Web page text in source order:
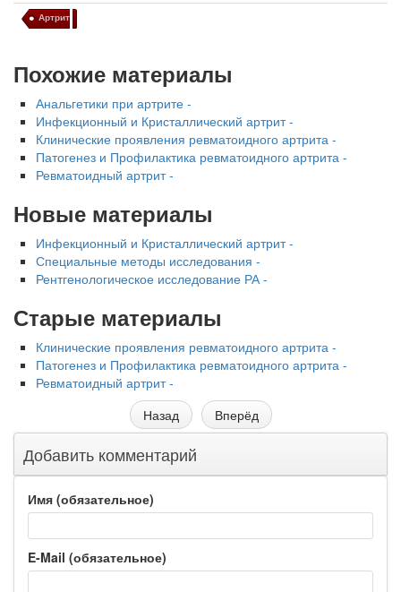
Артрит
Похожие материалы
Анальгетики при артрите -
Инфекционный и Кристаллический артрит -
Клинические проявления ревматоидного артрита -
Патогенез и Профилактика ревматоидного артрита -
Ревматоидный артрит -
Новые материалы
Инфекционный и Кристаллический артрит -
Специальные методы исследования -
Рентгенологическое исследование РА -
Старые материалы
Клинические проявления ревматоидного артрита -
Патогенез и Профилактика ревматоидного артрита -
Ревматоидный артрит -
Назад
Вперёд
Добавить комментарий
Имя (обязательное)
E-Mail (обязательное)